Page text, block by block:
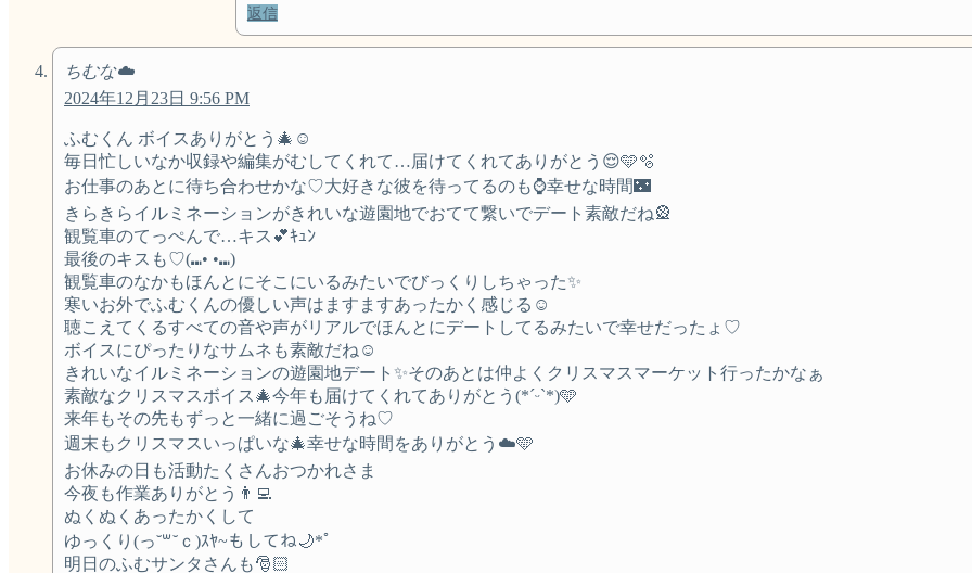
返信
ちむな☁️
2024年12月23日 9:56 PM
ふむくん ボイスありがとう🎄☺️
毎日忙しいなか収録や編集がむしてくれて…届けてくれてありがとう😌🩵🫧
お仕事のあとに待ち合わせかな♡大好きな彼を待ってるのも⌚️幸せな時間🌃
きらきらイルミネーションがきれいな遊園地でおてて繋いでデート素敵だね🎡
観覧車のてっぺんで…キス💕ｷｭﾝ
最後のキスも♡(⑉︎• •⑉︎)
観覧車のなかもほんとにそこにいるみたいでびっくりしちゃった✨
寒いお外でふむくんの優しい声はますますあったかく感じる☺️
聴こえてくるすべての音や声がリアルでほんとにデートしてるみたいで幸せだったょ♡
ボイスにぴったりなサムネも素敵だね☺️
きれいなイルミネーションの遊園地デート✨そのあとは仲よくクリスマスマーケット行ったかなぁ
素敵なクリスマスボイス🎄今年も届けてくれてありがとう(*ˊᵕˋ*)🩵
来年もその先もずっと一緒に過ごそうね♡
週末もクリスマスいっぱいな🎄幸せな時間をありがとう☁️🩵
お休みの日も活動たくさんおつかれさま
今夜も作業ありがとう👨‍💻
ぬくぬくあったかくして
ゆっくり(っ˘꒳˘ｃ)ｽﾔ~もしてね🌙*ﾟ
明日のふむサンタさんも🎅🏻